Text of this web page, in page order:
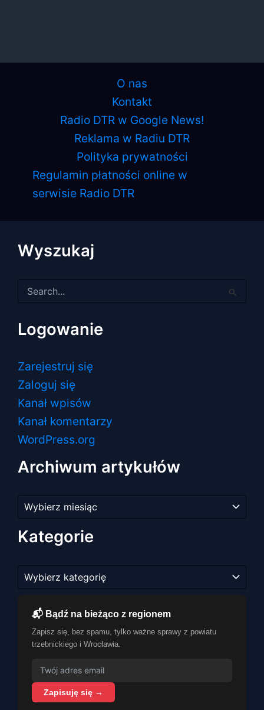
O nas
Kontakt
Radio DTR w Google News!
Reklama w Radiu DTR
Polityka prywatności
Regulamin płatności online w
serwisie Radio DTR
Wyszukaj
dla:
Logowanie
Zarejestruj się
Zaloguj się
Kanał wpisów
Kanał komentarzy
WordPress.org
Archiwum artykułów
artykułów
Kategorie
📬 Bądź na bieżąco z regionem
Zapisz się, bez spamu, tylko ważne sprawy z powiatu
trzebnickiego i Wrocławia.
Zapisuję się →